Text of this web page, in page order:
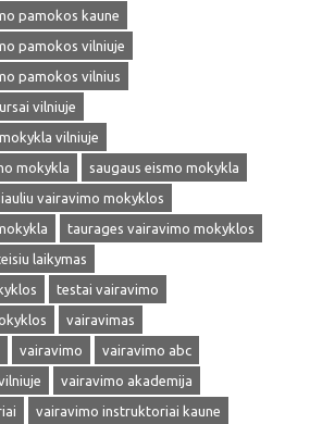
pamokos kaune
pamokos vilniuje
pamokos vilnius
vilniuje
vilniuje
mokykla
saugaus eismo mokykla
vairavimo mokyklos
taurages vairavimo mokyklos
laikymas
testai vairavimo
vairavimas
vairavimo
vairavimo abc
vairavimo akademija
vairavimo instruktoriai kaune